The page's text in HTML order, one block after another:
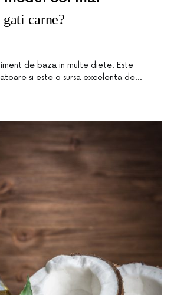
gati carne?
de baza in multe diete. Este
si este o sursa excelenta de…